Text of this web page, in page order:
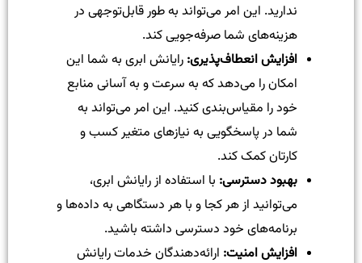
ندارید. این امر می‌تواند به طور قابل‌توجهی در
هزینه‌های شما صرفه‌جویی کند.
افزایش انعطاف‌پذیری: رایانش ابری به شما این
امکان را می‌دهد که به سرعت و به آسانی منابع
خود را مقیاس‌بندی کنید. این امر می‌تواند به
شما در پاسخگویی به نیازهای متغیر کسب و
کارتان کمک کند.
بهبود دسترسی: با استفاده از رایانش ابری،
می‌توانید از هر کجا و با هر دستگاهی به داده‌ها و
برنامه‌های خود دسترسی داشته باشید.
افزایش امنیت: ارائه‌دهندگان خدمات رایانش